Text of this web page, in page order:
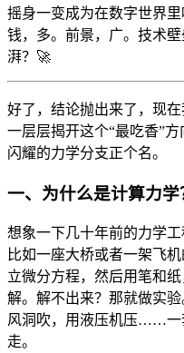
摇身一变成为在数字世界里
钱，多。前景，广。技术
湃？🚀
好了，结论抛出来了，现
一层层揭开这个“最吃香”
闪耀的力学分支正个名。
一、为什么是计算力学
想象一下几十年前的力学
比如一座大桥或者一架飞
立微分方程，然后用笔和
解。解不出来？那就做实
风洞吹，用液压机压……一
走。